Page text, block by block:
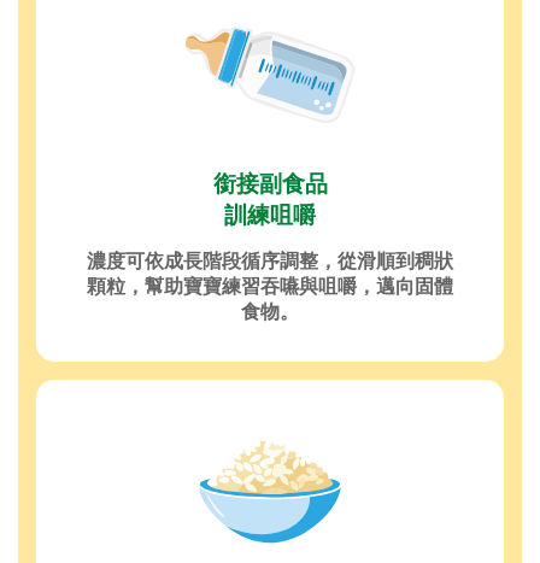
銜接副食品
訓練咀嚼
濃度可依成長階段循序調整，從滑順到稠狀
顆粒，幫助寶寶練習吞嚥與咀嚼，邁向固體
食物。